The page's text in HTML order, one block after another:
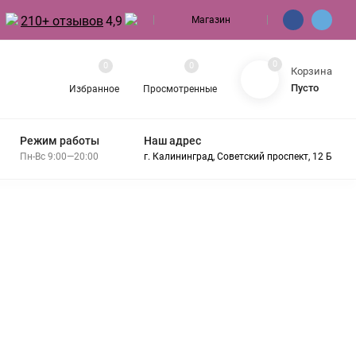
210+ отзывов4,9 Магазин
Избранное
0
Просмотренные
0 0
Корзина
Пусто
Режим работы
Пн-Вс 9:00—20:00
Наш адрес
г. Калининград, Советский проспект, 12 Б